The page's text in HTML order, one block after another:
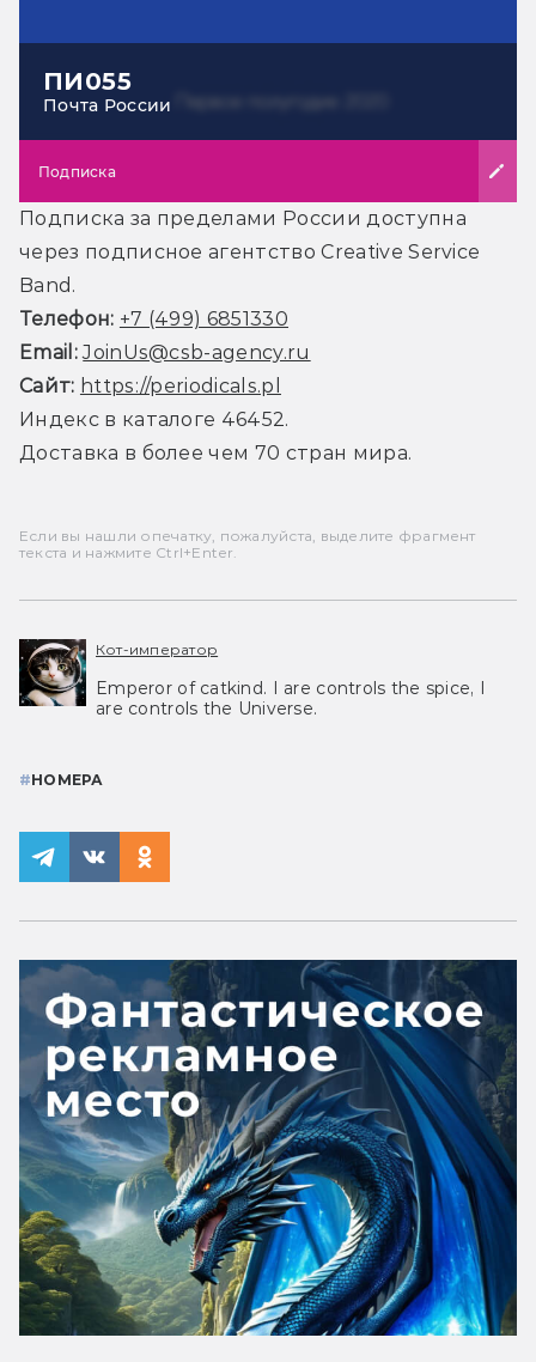
ПИ055
Почта России
Подписка
Подписка за пределами России доступна
через подписное агентство Creative Service
Band.
Телефон: +7 (499) 6851330
Email: JoinUs@csb-agency.ru
Сайт: https://periodicals.pl
Индекс в каталоге 46452.
Доставка в более чем 70 стран мира.
Если вы нашли опечатку, пожалуйста, выделите фрагмент
текста и нажмите Ctrl+Enter.
Кот-император
Emperor of catkind. I are controls the spice, I
are controls the Universe.
#НОМЕРА